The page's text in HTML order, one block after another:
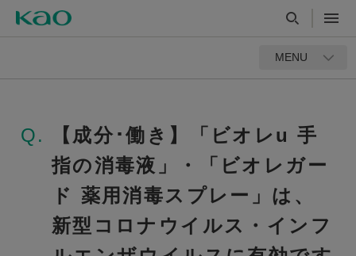
MENU
Q.
【成分･働き】「ビオレu 手
指の消毒液」・「ビオレガー
ド 薬用消毒スプレー」は、
新型コロナウイルス・インフ